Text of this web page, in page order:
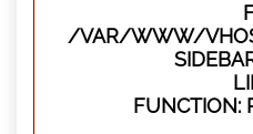
/VAR/WWW/
FUNCTION: